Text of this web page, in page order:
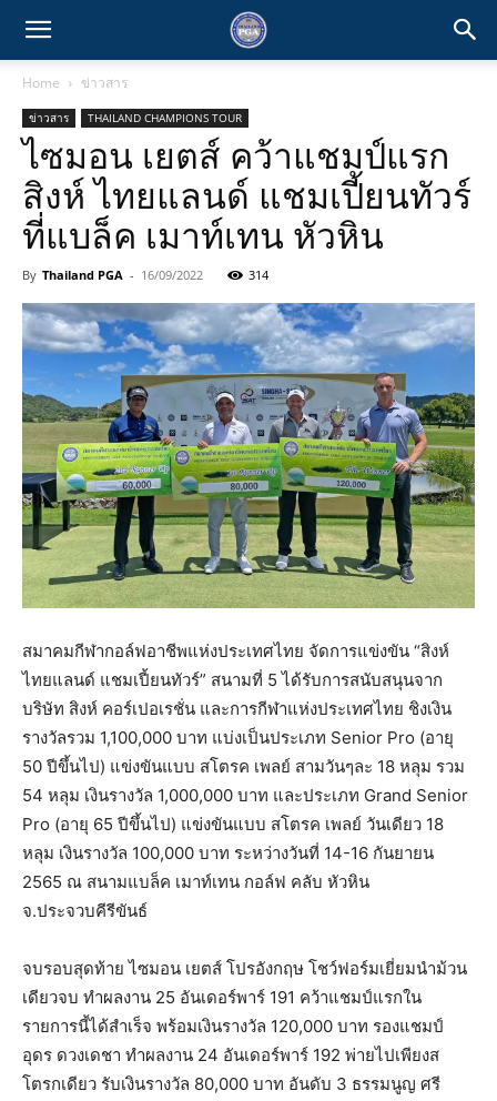
Home ข่าวสาร
ข่าวสาร THAILAND CHAMPIONS TOUR
ไซมอน เยตส์ คว้าแชมป์แรก
สิงห์ ไทยแลนด์ แชมเปี้ยนทัวร์
ที่แบล็ค เมาท์เทน หัวหิน
By Thailand PGA - 16/09/2022 314
สมาคมกีฬากอล์ฟอาชีพแห่งประเทศไทย จัดการแข่งขัน “สิงห์
ไทยแลนด์ แชมเปี้ยนทัวร์” สนามที่ 5 ได้รับการสนับสนุนจาก
บริษัท สิงห์ คอร์เปอเรชั่น และการกีฬาแห่งประเทศไทย ชิงเงิน
รางวัลรวม 1,100,000 บาท แบ่งเป็นประเภท Senior Pro (อายุ
50 ปีขึ้นไป) แข่งขันแบบ สโตรค เพลย์ สามวันๆละ 18 หลุม รวม
54 หลุม เงินรางวัล 1,000,000 บาท และประเภท Grand Senior
Pro (อายุ 65 ปีขึ้นไป) แข่งขันแบบ สโตรค เพลย์ วันเดียว 18
หลุม เงินรางวัล 100,000 บาท ระหว่างวันที่ 14-16 กันยายน
2565 ณ สนามแบล็ค เมาท์เทน กอล์ฟ คลับ หัวหิน
จ.ประจวบคีรีขันธ์
จบรอบสุดท้าย ไซมอน เยตส์ โปรอังกฤษ โชว์ฟอร์มเยี่ยมนำม้วน
เดียวจบ ทำผลงาน 25 อันเดอร์พาร์ 191 คว้าแชมป์แรกใน
รายการนี้ได้สำเร็จ พร้อมเงินรางวัล 120,000 บาท รองแชมป์
อุดร ดวงเดชา ทำผลงาน 24 อันเดอร์พาร์ 192 พ่ายไปเพียงส
โตรกเดียว รับเงินรางวัล 80,000 บาท อันดับ 3 ธรรมนูญ ศรี